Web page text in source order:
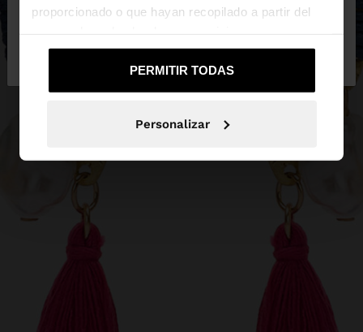
proporcionado o que hayan recopilado a partir del
PERMITIR TODAS
Personalizar